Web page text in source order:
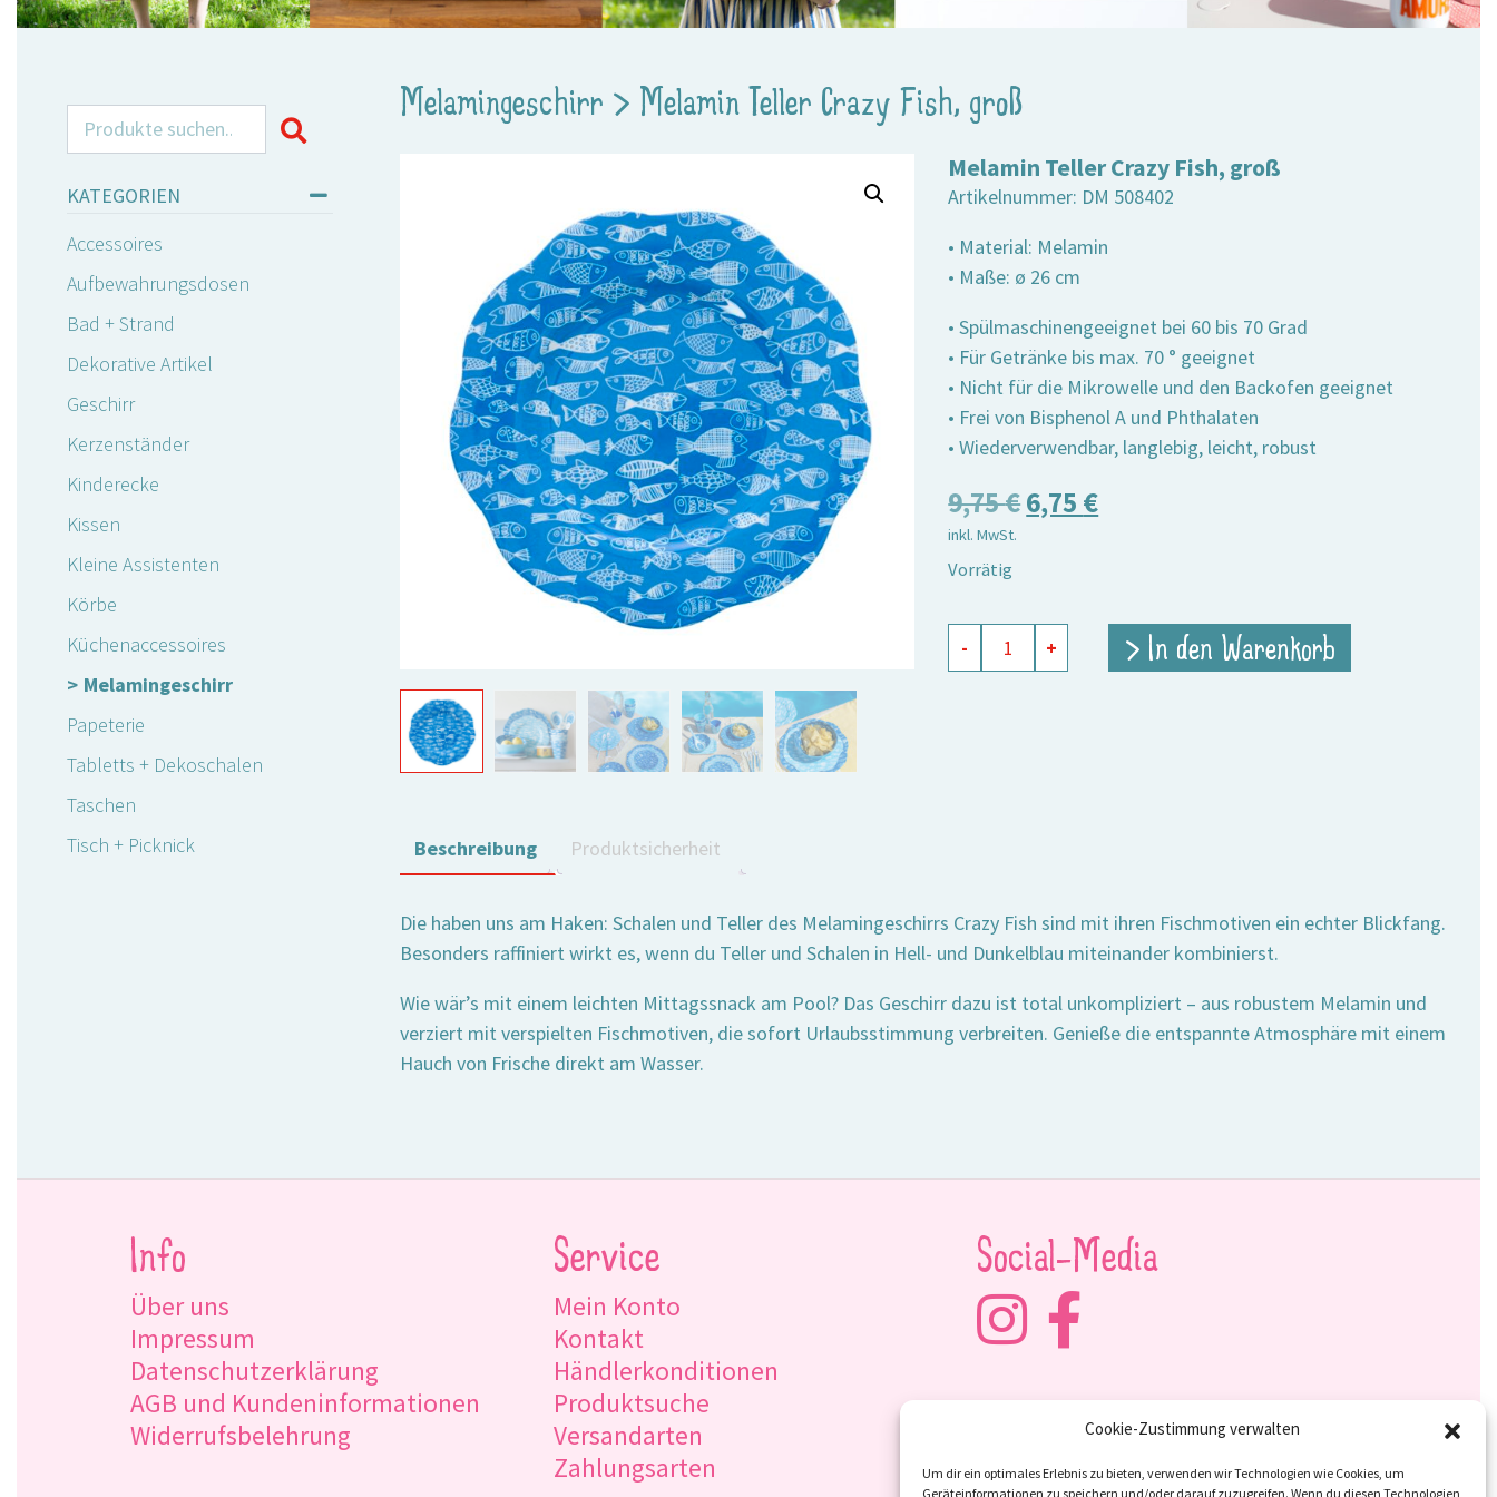
Cookie-Zustimmung verwalten
Um dir ein optimales Erlebnis zu bieten, verwenden wir Technologien wie Cookies, um
Geräteinformationen zu speichern und/oder darauf zuzugreifen. Wenn du diesen Technologien
Search for:
KATEGORIEN
Accessoires
Aufbewahrungsdosen
Bad + Strand
Dekorative Artikel
Geschirr
Kerzenständer
Kinderecke
Kissen
Kleine Assistenten
Körbe
Küchenaccessoires
Melamingeschirr
Papeterie
Tabletts + Dekoschalen
Taschen
Tisch + Picknick
Melamingeschirr > Melamin Teller Crazy Fish, groß
Melamin Teller Crazy Fish, groß
Artikelnummer: DM 508402
• Material: Melamin
• Maße: ø 26 cm
• Spülmaschinengeeignet bei 60 bis 70 Grad
• Für Getränke bis max. 70 ° geeignet
• Nicht für die Mikrowelle und den Backofen geeignet
• Frei von Bisphenol A und Phthalaten
• Wiederverwendbar, langlebig, leicht, robust
9,75€Ursprünglicher
9,75 €
6,75 €Aktueller
6,75 €.
inkl. MwSt.
Vorrätig
Melamin
Teller
- + > In den Warenkorb
Beschreibung Produktsicherheit
Die haben uns am Haken: Schalen und Teller des Melamingeschirrs Crazy Fish sind mit ihren Fischmotiven ein echter Blickfang.
Besonders raffiniert wirkt es, wenn du Teller und Schalen in Hell- und Dunkelblau miteinander kombinierst.
Wie wär’s mit einem leichten Mittagssnack am Pool? Das Geschirr dazu ist total unkompliziert – aus robustem Melamin und
verziert mit verspielten Fischmotiven, die sofort Urlaubsstimmung verbreiten. Genieße die entspannte Atmosphäre mit einem
Hauch von Frische direkt am Wasser.
Info
Über uns
Impressum
Datenschutzerklärung
AGB und Kundeninformationen
Widerrufsbelehrung
Service
Mein Konto
Kontakt
Händlerkonditionen
Produktsuche
Versandarten
Zahlungsarten
Social-Media